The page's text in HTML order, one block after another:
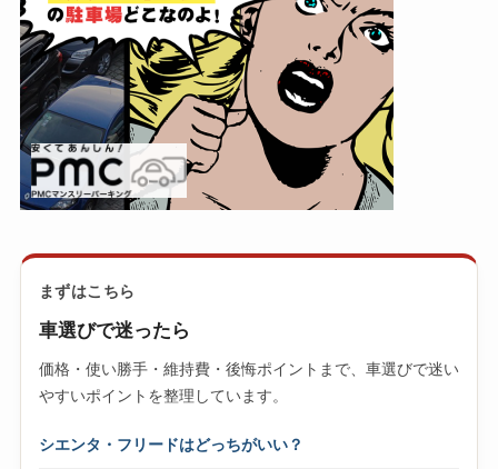
まずはこちら
車選びで迷ったら
価格・使い勝手・維持費・後悔ポイントまで、車選びで迷い
やすいポイントを整理しています。
シエンタ・フリードはどっちがいい？